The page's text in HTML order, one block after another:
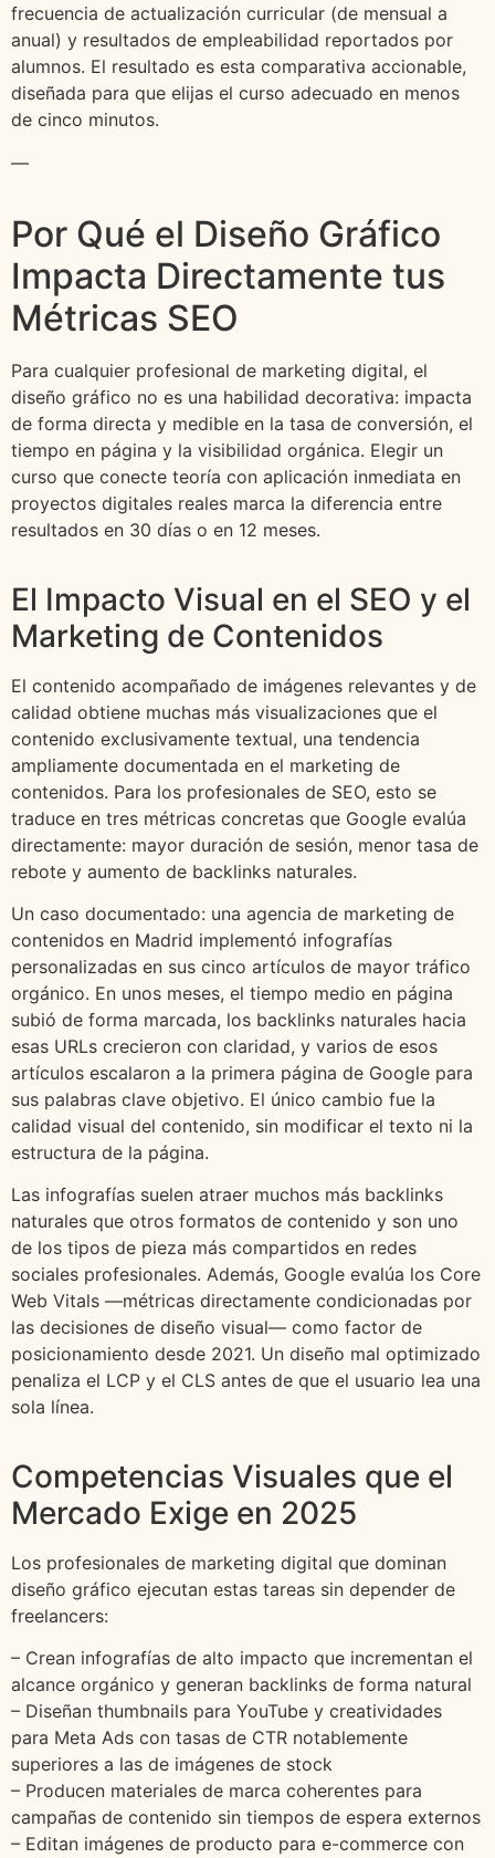
frecuencia de actualización curricular (de mensual a
anual) y resultados de empleabilidad reportados por
alumnos. El resultado es esta comparativa accionable,
diseñada para que elijas el curso adecuado en menos
de cinco minutos.
—
Por Qué el Diseño Gráfico
Impacta Directamente tus
Métricas SEO
Para cualquier profesional de marketing digital, el
diseño gráfico no es una habilidad decorativa: impacta
de forma directa y medible en la tasa de conversión, el
tiempo en página y la visibilidad orgánica. Elegir un
curso que conecte teoría con aplicación inmediata en
proyectos digitales reales marca la diferencia entre
resultados en 30 días o en 12 meses.
El Impacto Visual en el SEO y el
Marketing de Contenidos
El contenido acompañado de imágenes relevantes y de
calidad obtiene muchas más visualizaciones que el
contenido exclusivamente textual, una tendencia
ampliamente documentada en el marketing de
contenidos. Para los profesionales de SEO, esto se
traduce en tres métricas concretas que Google evalúa
directamente: mayor duración de sesión, menor tasa de
rebote y aumento de backlinks naturales.
Un caso documentado: una agencia de marketing de
contenidos en Madrid implementó infografías
personalizadas en sus cinco artículos de mayor tráfico
orgánico. En unos meses, el tiempo medio en página
subió de forma marcada, los backlinks naturales hacia
esas URLs crecieron con claridad, y varios de esos
artículos escalaron a la primera página de Google para
sus palabras clave objetivo. El único cambio fue la
calidad visual del contenido, sin modificar el texto ni la
estructura de la página.
Las infografías suelen atraer muchos más backlinks
naturales que otros formatos de contenido y son uno
de los tipos de pieza más compartidos en redes
sociales profesionales. Además, Google evalúa los Core
Web Vitals —métricas directamente condicionadas por
las decisiones de diseño visual— como factor de
posicionamiento desde 2021. Un diseño mal optimizado
penaliza el LCP y el CLS antes de que el usuario lea una
sola línea.
Competencias Visuales que el
Mercado Exige en 2025
Los profesionales de marketing digital que dominan
diseño gráfico ejecutan estas tareas sin depender de
freelancers:
– Crean infografías de alto impacto que incrementan el
alcance orgánico y generan backlinks de forma natural
– Diseñan thumbnails para YouTube y creatividades
para Meta Ads con tasas de CTR notablemente
superiores a las de imágenes de stock
– Producen materiales de marca coherentes para
campañas de contenido sin tiempos de espera externos
– Editan imágenes de producto para e-commerce con